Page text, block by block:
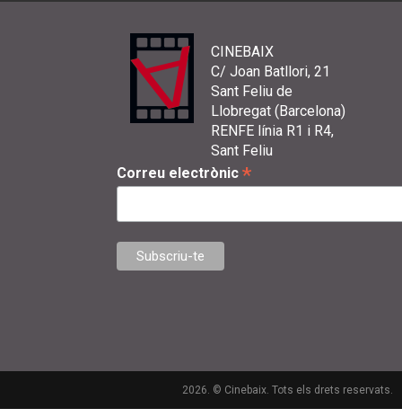
CINEBAIX
C/ Joan Batllori, 21
Sant Feliu de
Llobregat (Barcelona)
RENFE línia R1 i R4,
Sant Feliu
Correu electrònic *
2026. © Cinebaix. Tots els drets reservats.